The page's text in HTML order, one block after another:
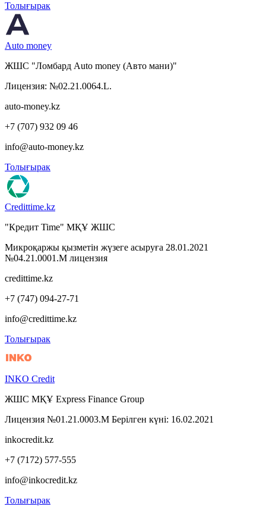
Толығырак
Auto money
ЖШС "Ломбард Auto money (Авто мани)"
Лицензия: №02.21.0064.L.
auto-money.kz
+7 (707) 932 09 46
info@auto-money.kz
Толығырак
Credittime.kz
"Кредит Time" МҚҰ ЖШС
Микроқаржы қызметін жүзеге асыруға 28.01.2021
№04.21.0001.М лицензия
credittime.kz
+7 (747) 094-27-71
info@credittime.kz
Толығырак
INKO Credit
ЖШС МҚҰ Express Finance Group
Лицензия №01.21.0003.М Берілген күні: 16.02.2021
inkocredit.kz
+7 (7172) 577-555
info@inkocredit.kz
Толығырак